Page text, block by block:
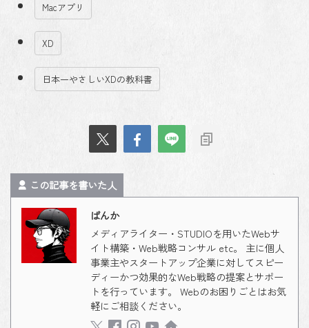
Macアプリ
XD
日本一やさしいXDの教科書
この記事を書いた人
ばんか
メディアライター・STUDIOを用いたWebサ
イト構築・Web戦略コンサル etc。 主に個人
事業主やスタートアップ企業に対してスピー
ディーかつ効果的なWeb戦略の提案とサポー
トを行っています。 Webのお困りごとはお気
軽にご相談ください。